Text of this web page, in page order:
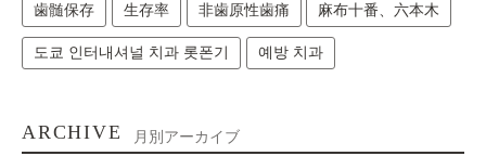
歯髄保存 生存率 非歯原性歯痛 麻布十番、六本木
도쿄 인터내셔널 치과 롯폰기 예방 치과
ARCHIVE 月別アーカイブ